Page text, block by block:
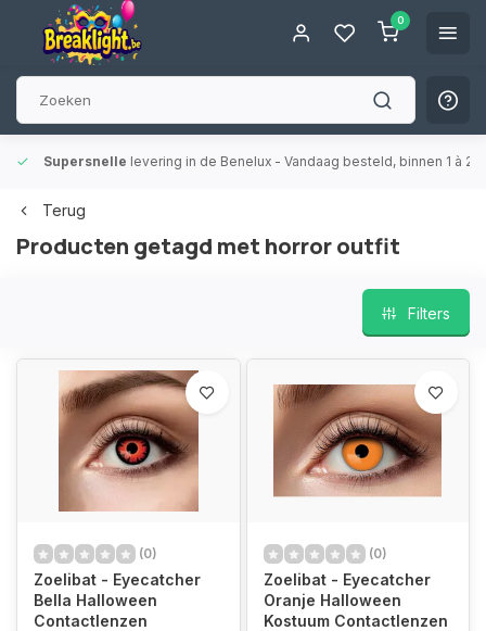
0
Supersnelle levering in de Benelux - Vandaag besteld, binnen 1 à 2
Terug
Producten getagd met horror outfit
Filters
(0)
Zoelibat - Eyecatcher
Bella Halloween
Contactlenzen
(0)
Zoelibat - Eyecatcher
Oranje Halloween
Kostuum Contactlenzen